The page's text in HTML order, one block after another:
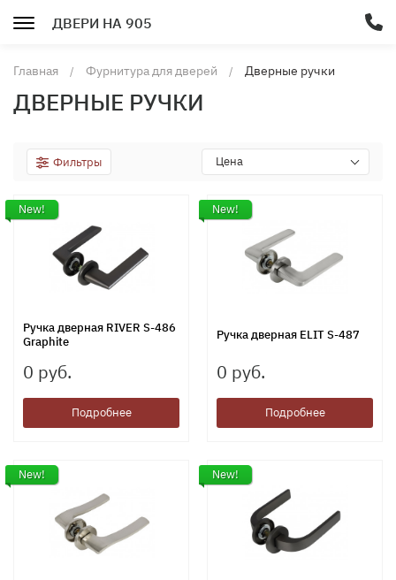
ДВЕРИ НА 905
Главная Фурнитура для дверей Дверные ручки
ДВЕРНЫЕ РУЧКИ
Фильтры Цена
New!
Ручка дверная RIVER S-486
Graphite
0 руб.
Подробнее
New!
Ручка дверная ELIT S-487
0 руб.
Подробнее
New! New!